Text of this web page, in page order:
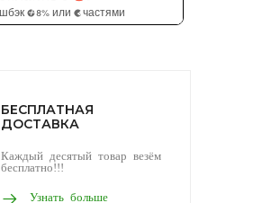
БЕСПЛАТНАЯ
ДОСТАВКА
Каждый десятый товар везём
бесплатно!!!
Узнать больше